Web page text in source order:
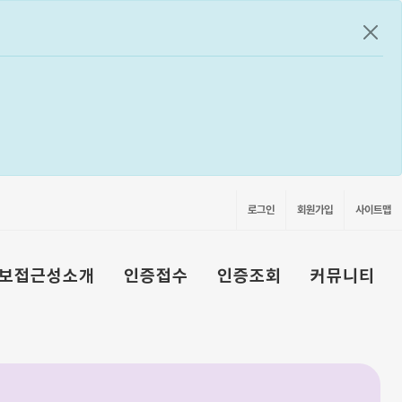
공지
로그인 회원가입 사이트맵
접근성소개 인증접수 인증조회 커뮤니티